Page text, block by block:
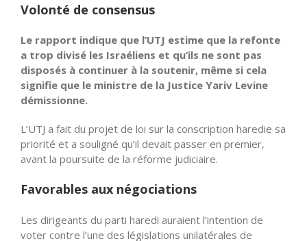
Volonté de consensus
Le rapport indique que l’UTJ estime que la refonte
a trop divisé les Israéliens et qu’ils ne sont pas
disposés à continuer à la soutenir, même si cela
signifie que le ministre de la Justice Yariv Levine
démissionne.
L’UTJ a fait du projet de loi sur la conscription haredie sa
priorité et a souligné qu’il devait passer en premier,
avant la poursuite de la réforme judiciaire.
Favorables aux négociations
Les dirigeants du parti haredi auraient l’intention de
voter contre l’une des législations unilatérales de